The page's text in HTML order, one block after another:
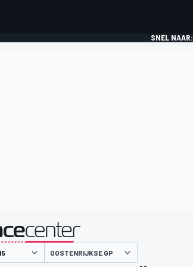
SNEL NAAR:
gepresenteerd door
OOSTENRIJKSE GP